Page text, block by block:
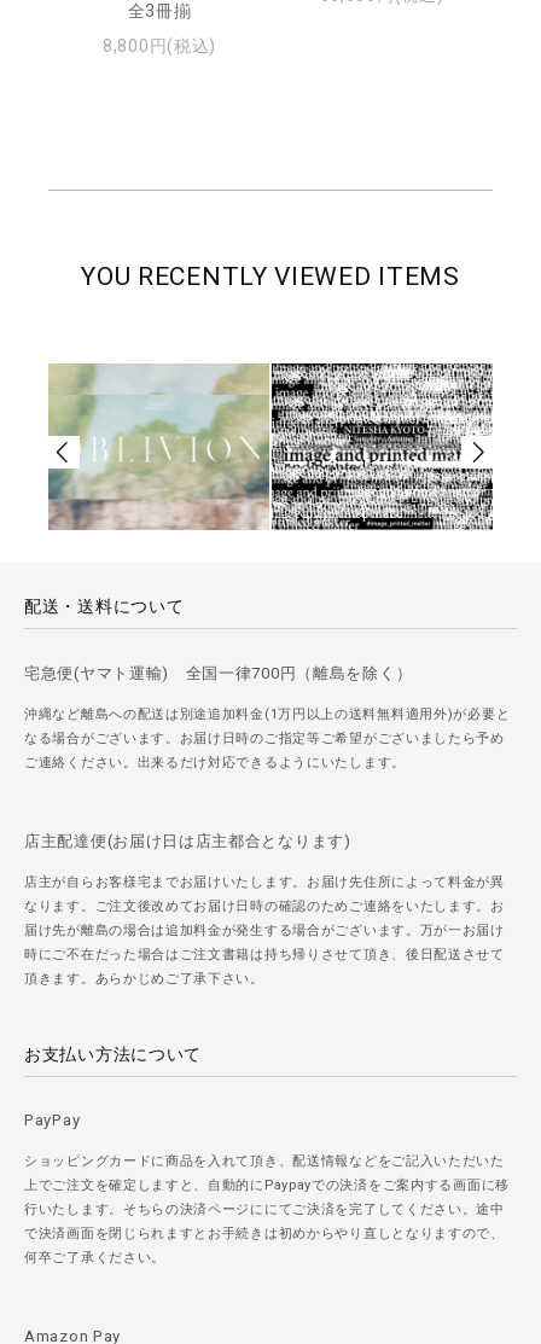
全3冊揃
8,800円(税込)
YOU RECENTLY VIEWED ITEMS
配送・送料について
宅急便(ヤマト運輸) 全国一律700円（離島を除く）
沖縄など離島への配送は別途追加料金(1万円以上の送料無料適用外)が必要と
なる場合がございます。お届け日時のご指定等ご希望がございましたら予め
ご連絡ください。出来るだけ対応できるようにいたします。
店主配達便(お届け日は店主都合となります)
店主が自らお客様宅までお届けいたします。お届け先住所によって料金が異
なります。ご注文後改めてお届け日時の確認のためご連絡をいたします。お
届け先が離島の場合は追加料金が発生する場合がございます。万が一お届け
時にご不在だった場合はご注文書籍は持ち帰りさせて頂き、後日配送させて
頂きます。あらかじめご了承下さい。
お支払い方法について
PayPay
ショッピングカードに商品を入れて頂き、配送情報などをご記入いただいた
上でご注文を確定しますと、自動的にPaypayでの決済をご案内する画面に移
行いたします。そちらの決済ページににてご決済を完了してください。途中
で決済画面を閉じられますとお手続きは初めからやり直しとなりますので、
何卒ご了承ください。
Amazon Pay